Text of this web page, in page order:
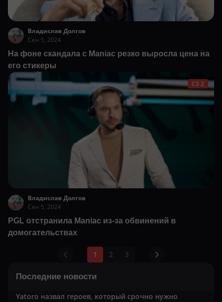
Владислав Долгов
Сен 5, 2024
На фоне скандала c Maniac резко выросла цена на
его стикеры
CS 2
Владислав Долгов
Сен 5, 2024
PGL отстранила Maniac из-за обвинений в
домогательствах
1 2 3
Последние новости
Yatoro назвал героев, который срочно нужно